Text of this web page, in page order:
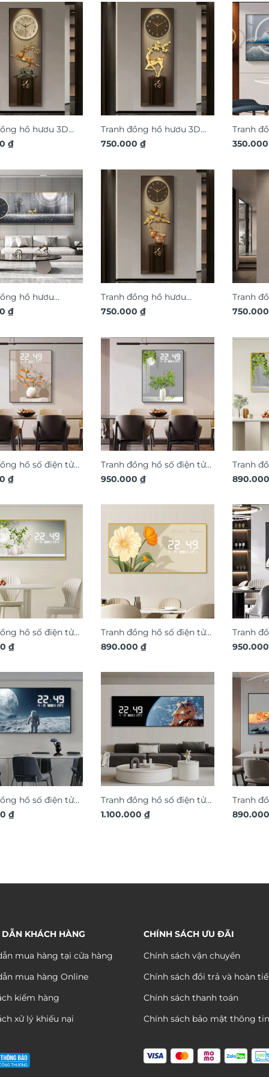
hồ hươu 3D
DG356
₫
Tranh đồng hồ hươu 3D
nghệ thuật DG358
750.000 ₫
Tranh
phong
hồ hươu
3D nghệ
₫
Tranh đồng hồ hươu
phong cảnh 3D nghệ
750.000 ₫
Tranh
tượng
hồ số điện tử
hồng nghệ thuật
₫
Tranh đồng hồ số điện tử
bình lá cây xanh nghệ
950.000 ₫
Tranh
bình lá
hồ số điện tử
xanh tươi mát
₫
Tranh đồng hồ số điện tử
hoa nghệ thuật DDT13
890.000 ₫
Tranh
mặt
hồ số điện tử
gia vũ trụ DDT16
₫
Tranh đồng hồ số điện tử
phi hành gia vũ trụ DDT29
1.100.000 ₫
Tranh
phong
KHÁCH HÀNG
mua hàng tại cửa hàng
mua hàng Online
kiểm hàng
xử lý khiếu nại
CHÍNH SÁCH ƯU ĐÃI
Chính sách vận chuyển
Chính sách đổi trả và hoàn
Chính sách thanh toán
Chính sách bảo mật thông tin